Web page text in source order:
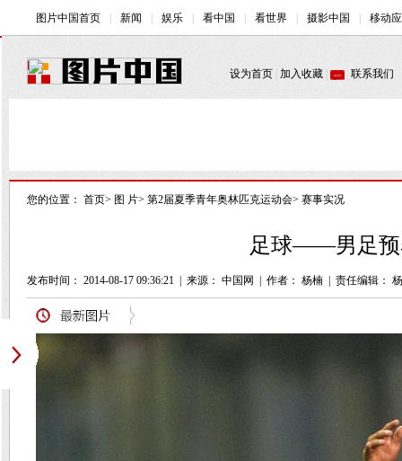
您的位置： 首页> 图 片> 第2届夏季青年奥林匹克运动会> 赛事实况
足球——男足预
发布时间： 2014-08-17 09:36:21 来源： 中国网 作者： 杨楠 责任编辑：